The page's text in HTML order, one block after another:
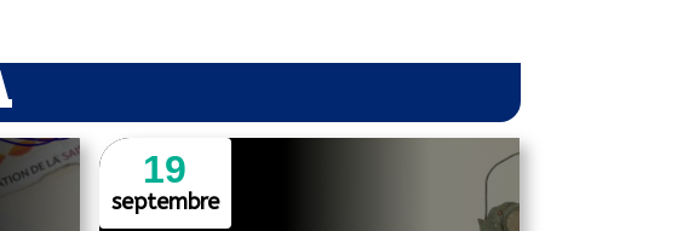
19
septembre